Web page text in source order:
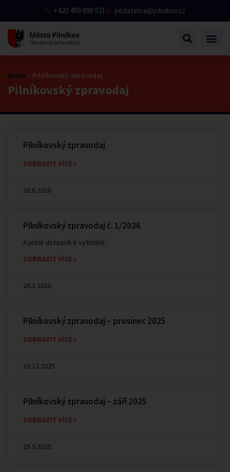
+420 499 898 921 podatelna@pilnikov.cz
Pilníkovský zpravodaj
Domů » Pilníkovský zpravodaj
Pilníkovský zpravodaj
ZOBRAZIT VÍCE »
26.6.2026
Pilníkovský zpravodaj č. 1/2026
A ještě dotazník k vytištění:
ZOBRAZIT VÍCE »
26.3.2026
Pilníkovský zpravodaj – prosinec 2025
ZOBRAZIT VÍCE »
16.12.2025
Pilníkovský zpravodaj – září 2025
ZOBRAZIT VÍCE »
25.9.2025